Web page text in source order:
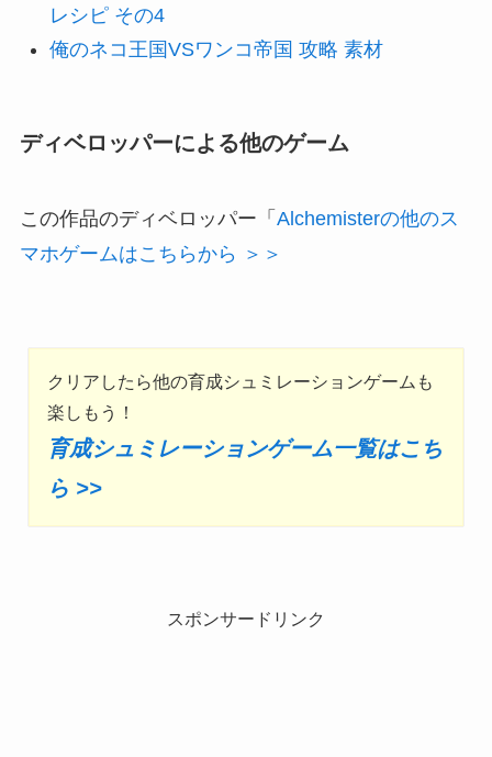
レシピ その4
俺のネコ王国VSワンコ帝国 攻略 素材
ディベロッパーによる他のゲーム
この作品のディベロッパー「 Alchemisterの他のス
マホゲームはこちらから ＞＞
クリアしたら他の育成シュミレーションゲームも
楽しもう！
育成シュミレーションゲーム一覧はこち
ら >>
スポンサードリンク